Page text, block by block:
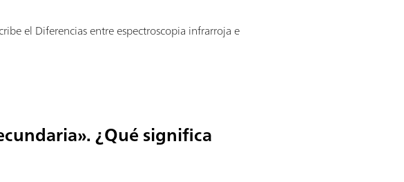
el Diferencias entre espectroscopia infrarroja e
¿Qué significa